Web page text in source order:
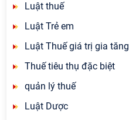
Luật thuế
Luật Trẻ em
Luật Thuế giá trị gia tăng
Thuế tiêu thụ đặc biệt
quản lý thuế
Luật Dược